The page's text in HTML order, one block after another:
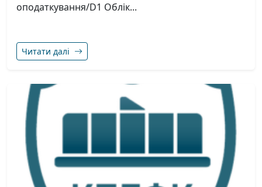
оподаткування/D1 Облік...
Читати далі